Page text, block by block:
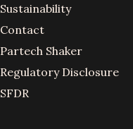
Sustainability
Contact
Partech Shaker
Regulatory Disclosure
SFDR